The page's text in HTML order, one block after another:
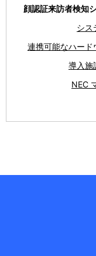
顔認証来訪者検知
シス
連携可能なハード
導入施
NEC